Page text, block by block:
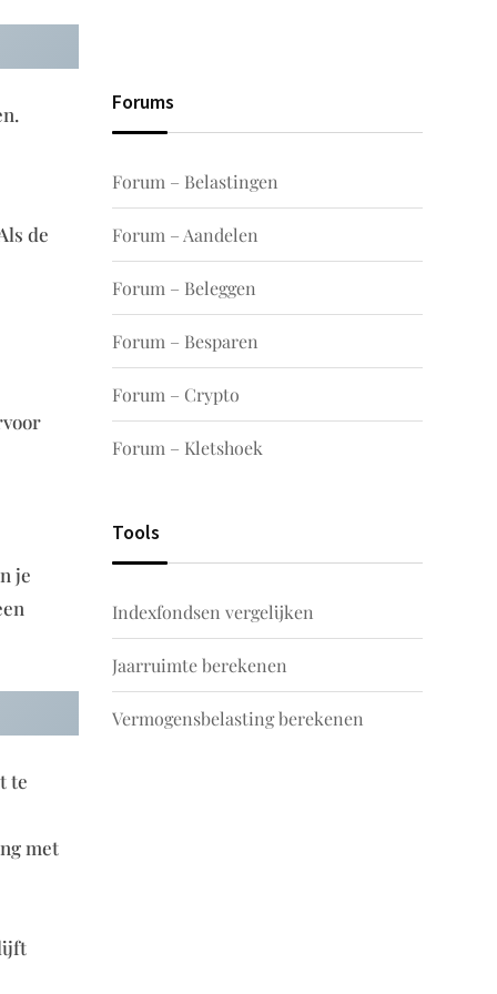
de
je
te
met
Forums
Forum – Belastingen
Forum – Aandelen
Forum – Beleggen
Forum – Besparen
Forum – Crypto
Forum – Kletshoek
Tools
Indexfondsen vergelijken
Jaarruimte berekenen
Vermogensbelasting berekenen